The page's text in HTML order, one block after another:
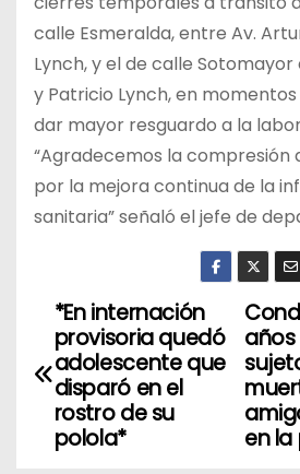
calle Esmeralda, entre Av.
Lynch, y el de calle
y Patricio Lynch, en
dar mayor resguardo a la
“Agradecemos la compresión
por la mejora continua de la
sanitaria” señaló el jefe de
N
a
en
*En internación
provisoria quedó
adolescente que
disparó en el
rostro de su
polola*